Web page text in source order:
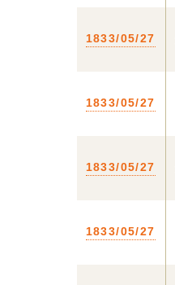
1833/05/27
1833/05/27
1833/05/27
1833/05/27